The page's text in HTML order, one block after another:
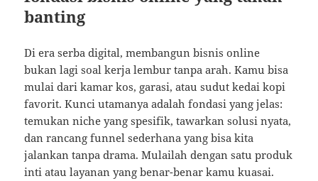
banting
Di era serba digital, membangun bisnis online
bukan lagi soal kerja lembur tanpa arah. Kamu bisa
mulai dari kamar kos, garasi, atau sudut kedai kopi
favorit. Kunci utamanya adalah fondasi yang jelas:
temukan niche yang spesifik, tawarkan solusi nyata,
dan rancang funnel sederhana yang bisa kita
jalankan tanpa drama. Mulailah dengan satu produk
inti atau layanan yang benar-benar kamu kuasai.